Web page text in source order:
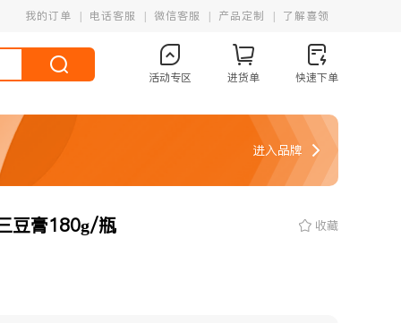
我的订单 电话客服 微信客服 产品定制 了解喜领
活动专区 进货单 快速下单
进入品牌
豆膏180g/瓶 收藏